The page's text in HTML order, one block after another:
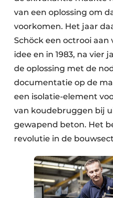
van een oplossing om
voorkomen. Het jaar
Schöck een octrooi
idee en in 1983, na vier
de oplossing met de
documentatie op de
een isolatie-element
van koudebruggen bij
gewapend beton. Het
revolutie in de